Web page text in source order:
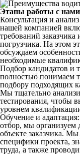
Этапы работы с нами
Консультация и
нашей компанией
требований заказчика
погрузчика. На этом
обсуждаем
необходимые
Подбор кандидатов и
полностью понимаем
подбору подходящих
Мы тщательно
тестирования, чтобы
уровнем
Обучение и
отбор, мы организуем
объекте заказчика.
специфики проекта,
труда, а также